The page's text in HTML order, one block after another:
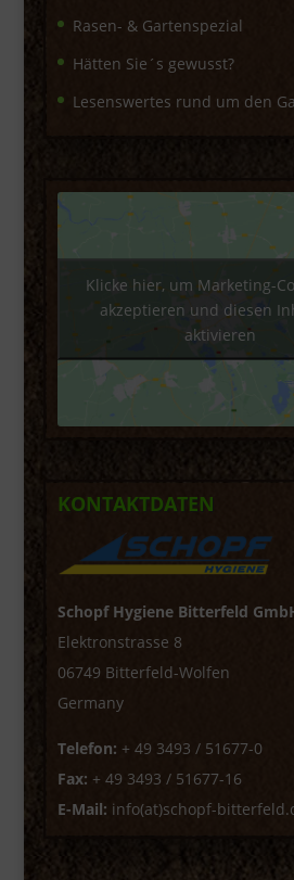
Rasen- & Gartenspezial
Hätten Sie´s gewusst?
Lesenswertes rund um den
Klicke hier, um Marketing-
akzeptieren und diesen
aktivieren
KONTAKTDATEN
Schopf Hygiene Bitterfeld
Elektronstrasse 8
06749 Bitterfeld-Wolfen
Germany
Telefon: + 49 3493 / 51677-0
Fax: + 49 3493 / 51677-16
E-Mail: info(at)schopf-